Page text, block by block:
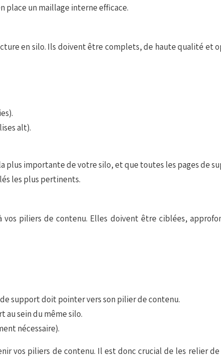
place un maillage interne efficace.
en silo. Ils doivent être complets, de haute qualité et
alt).
plus importante de votre silo, et que toutes les pages de
les plus pertinents.
vos piliers de contenu. Elles doivent être ciblées,
de support doit pointer vers son pilier de contenu.
au sein du même silo.
nécessaire).
vos piliers de contenu. Il est donc crucial de les relier